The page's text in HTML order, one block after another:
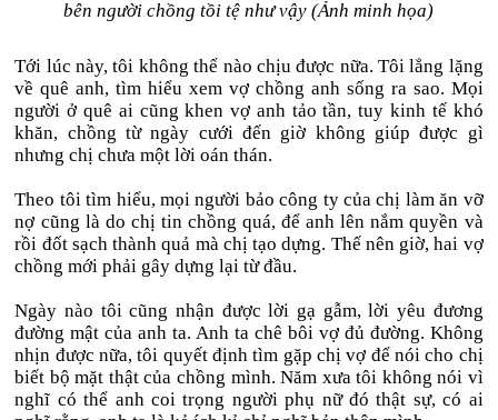
bên người chồng tồi tệ như vậy (Ảnh minh họa)
Tới lúc này, tôi không thể nào chịu được nữa. Tôi lẳng lặng
về quê anh, tìm hiểu xem vợ chồng anh sống ra sao. Mọi
người ở quê ai cũng khen vợ anh tảo tần, tuy kinh tế khó
khăn, chồng từ ngày cưới đến giờ không giúp được gì
nhưng chị chưa một lời oán thán.
Theo tôi tìm hiểu, mọi người bảo công ty của chị làm ăn vỡ
nợ cũng là do chị tin chồng quá, để anh lên nắm quyền và
rồi đốt sạch thành quả mà chị tạo dựng. Thế nên giờ, hai vợ
chồng mới phải gây dựng lại từ đầu.
Ngày nào tôi cũng nhận được lời gạ gẫm, lời yêu đương
đường mật của anh ta. Anh ta chê bôi vợ đủ đường. Không
nhịn được nữa, tôi quyết định tìm gặp chị vợ để nói cho chị
biết bộ mặt thật của chồng mình. Năm xưa tôi không nói vì
nghĩ có thể anh coi trọng người phụ nữ đó thật sự, có ai